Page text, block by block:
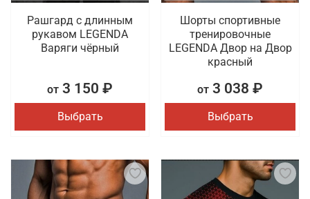
Рашгард с длинным
рукавом LEGENDA
Варяги чёрный
от 3 150 ₽
Выбрать
Шорты спортивные
тренировочные
LEGENDA Двор на Двор
красный
от 3 038 ₽
Выбрать